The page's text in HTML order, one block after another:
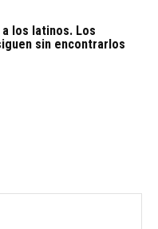
los latinos. Los
sin encontrarlos